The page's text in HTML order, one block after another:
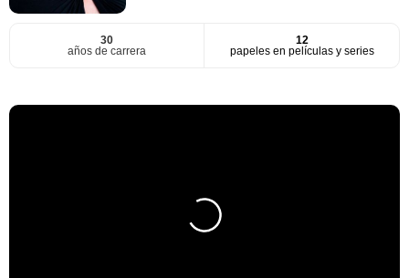
30
años de carrera
12
papeles en películas y series